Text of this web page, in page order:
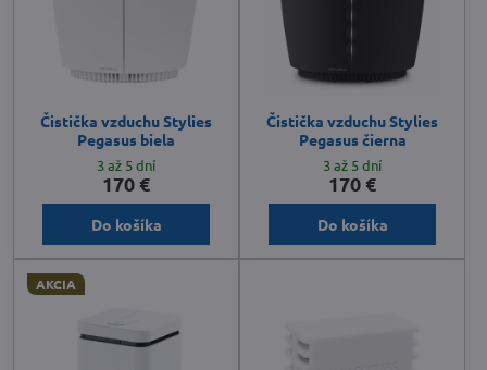
Čistička vzduchu Stylies
Pegasus biela
3 až 5 dní
170 €
Do košíka
Čistička vzduchu Stylies
Pegasus čierna
3 až 5 dní
170 €
Do košíka
AKCIA